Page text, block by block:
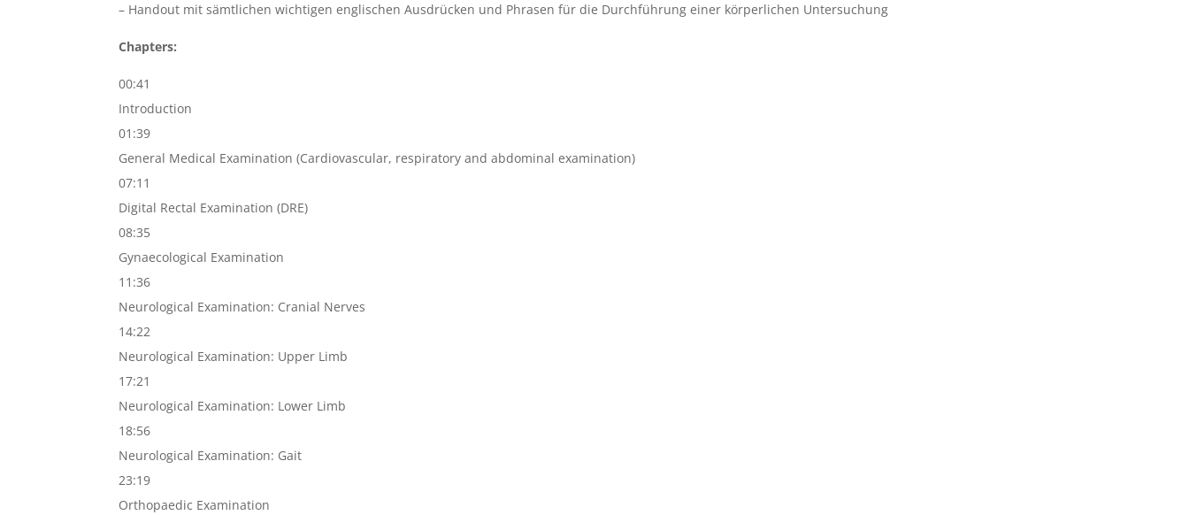
– Handout mit sämtlichen wichtigen englischen Ausdrücken und Phrasen für die Durchführung einer körperlichen Untersuchung
Chapters:
00:41
Introduction
01:39
General Medical Examination (Cardiovascular, respiratory and abdominal examination)
07:11
Digital Rectal Examination (DRE)
08:35
Gynaecological Examination
11:36
Neurological Examination: Cranial Nerves
14:22
Neurological Examination: Upper Limb
17:21
Neurological Examination: Lower Limb
18:56
Neurological Examination: Gait
23:19
Orthopaedic Examination